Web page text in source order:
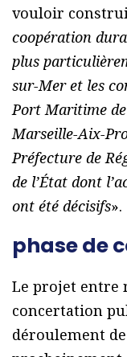
vouloir
coopération
plus
sur-Mer et les
Port Maritime
Marseille-Aix-
Préfecture de
de l’État dont
ont été décisifs».
phase de
Le projet entre
concertation
déroulement